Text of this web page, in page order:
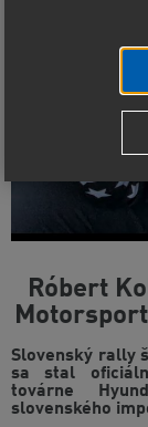
Róbert
Slovenský rally
sa stal
továrne
slovenského